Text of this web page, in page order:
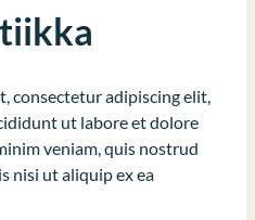
consectetur adipiscing elit,
ut labore et dolore
veniam, quis nostrud
nisi ut aliquip ex ea